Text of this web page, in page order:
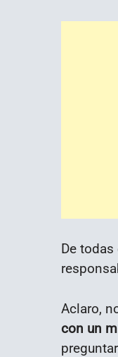
De
Aclaro,
con un